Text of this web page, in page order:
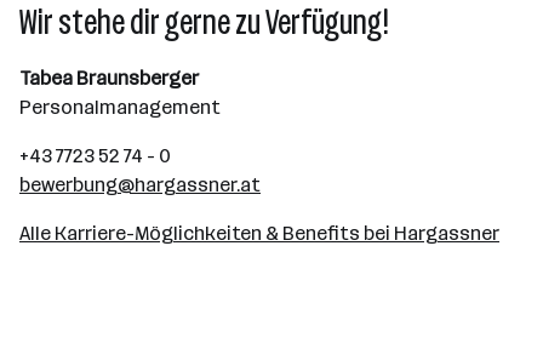
Wir stehe dir gerne zu Verfügung!
Tabea Braunsberger
Personalmanagement
+43 7723 52 74 - 0
bewerbung@hargassner.at
Alle Karriere-Möglichkeiten & Benefits bei Hargassner